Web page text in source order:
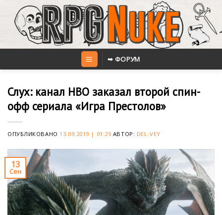
content
➥ ФОРУМ
Слух: канал HBO заказал второй спин-
офф сериала «Игра Престолов»
ОПУБЛИКОВАНО 13.09.2019 | 01:29 АВТОР: DEL-VEY
13
Сен